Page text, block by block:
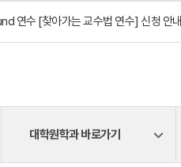
연수 [찾아가는 교수법 연수] 신청 안내
대학원학과 바로가기